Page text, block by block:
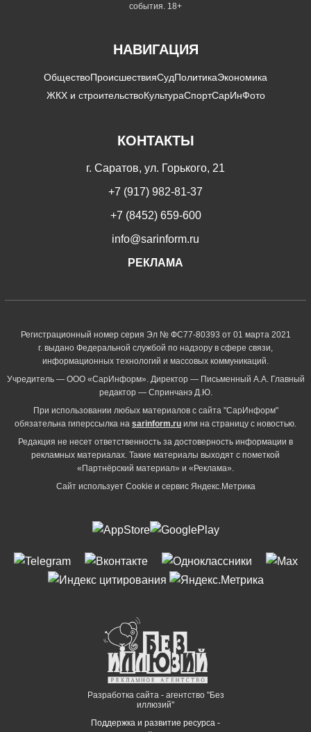
события. 18+
НАВИГАЦИЯ
ОбществоПроисшествияСудПолитикаЭкономика
ЖКХ и строительствоКультураСпортСарИнФото
КОНТАКТЫ
г. Саратов, ул. Горького, 21
+7 (917) 982-81-37
+7 (8452) 659-600
info@sarinform.ru
РЕКЛАМА
Регистрационный номер серия Эл № ФС77-80393 от 01 марта 2021
г. выдано Федеральной службой по надзору в сфере связи,
информационных технологий и массовых коммуникаций.
Учредитель — ООО «СарИнформ». Директор — Письменный А.А. Главный
редактор — Спринчанэ Д.Ю.
При использовании любых материалов с сайта "СарИнформ"
обязательна гиперссылка на sarinform.ru или на страницу с новостью.
Редакция не несет ответственность за достоверность информации в
рекламных материалах. Такие материалы выходят с пометкой
«Партнёрский материал» и «Реклама».
Сайт использует Cookie и сервиc Яндекс.Метрика
Разработка сайта - агентство "Без
иллюзий"
Поддержка и развитие ресурса -